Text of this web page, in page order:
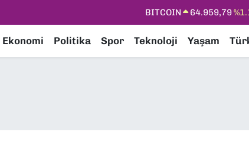
DOLAR 47,7436
STERLİN
64,4811
Ekonomi Politika Spor Teknoloji Yaşam